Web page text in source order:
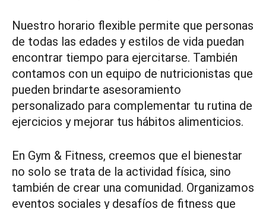
Nuestro horario flexible permite que personas
de todas las edades y estilos de vida puedan
encontrar tiempo para ejercitarse. También
contamos con un equipo de nutricionistas que
pueden brindarte asesoramiento
personalizado para complementar tu rutina de
ejercicios y mejorar tus hábitos alimenticios.
En Gym & Fitness, creemos que el bienestar
no solo se trata de la actividad física, sino
también de crear una comunidad. Organizamos
eventos sociales y desafíos de fitness que